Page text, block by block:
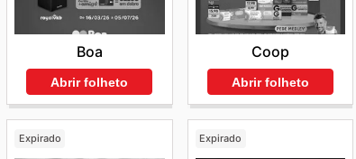
Boa
Abrir folheto
Coop
Abrir folheto
Expirado Expirado